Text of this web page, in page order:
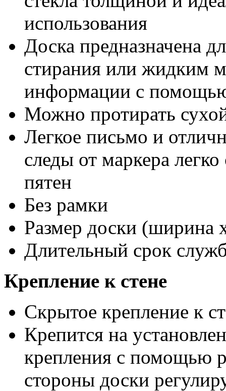
использования
Доска предназначена
стирания или жидким
информации с
Можно протирать
Легкое письмо и
следы от маркера
пятен
Без рамки
Размер доски (ширина
Длительный срок
Крепление к стене
Скрытое крепление к
Крепится на
крепления с помощью
стороны доски